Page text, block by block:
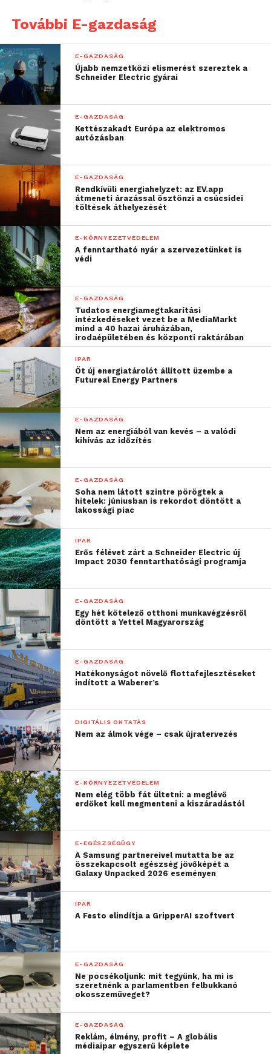
További E-gazdaság
E-GAZDASÁG
Újabb nemzetközi elismerést szereztek a
Schneider Electric gyárai
E-GAZDASÁG
Kettészakadt Európa az elektromos
autózásban
E-GAZDASÁG
Rendkívüli energiahelyzet: az EV.app
átmeneti árazással ösztönzi a csúcsidei
töltések áthelyezését
E-KÖRNYEZETVÉDELEM
A fenntartható nyár a szervezetünket is
védi
E-GAZDASÁG
Tudatos energiamegtakarítási
intézkedéseket vezet be a MediaMarkt
mind a 40 hazai áruházában,
irodaépületében és központi raktárában
IPAR
Öt új energiatárolót állított üzembe a
Futureal Energy Partners
E-GAZDASÁG
Nem az energiából van kevés – a valódi
kihívás az időzítés
E-GAZDASÁG
Soha nem látott szintre pörögtek a
hitelek: júniusban is rekordot döntött a
lakossági piac
IPAR
Erős félévet zárt a Schneider Electric új
Impact 2030 fenntarthatósági programja
E-GAZDASÁG
Egy hét kötelező otthoni munkavégzésről
döntött a Yettel Magyarország
E-GAZDASÁG
Hatékonyságot növelő flottafejlesztéseket
indított a Waberer’s
DIGITÁLIS OKTATÁS
Nem az álmok vége – csak újratervezés
E-KÖRNYEZETVÉDELEM
Nem elég több fát ültetni: a meglévő
erdőket kell megmenteni a kiszáradástól
E-EGÉSZSÉGÜGY
A Samsung partnereivel mutatta be az
összekapcsolt egészség jövőképét a
Galaxy Unpacked 2026 eseményen
IPAR
A Festo elindítja a GripperAI szoftvert
E-GAZDASÁG
Ne pocsékoljunk: mit tegyünk, ha mi is
szeretnénk a parlamentben felbukkanó
okosszemüveget?
E-GAZDASÁG
Reklám, élmény, profit – A globális
médiaipar egyszerű képlete